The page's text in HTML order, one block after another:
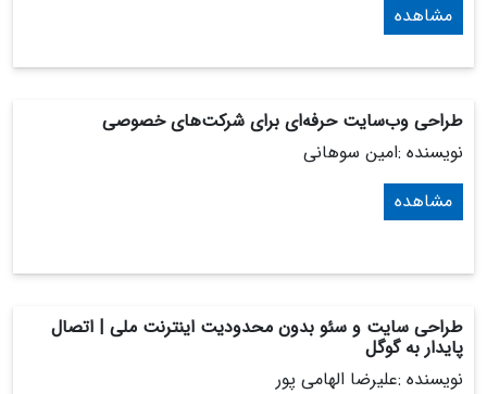
مشاهده
طراحی وب‌سایت حرفه‌ای برای شرکت‌های خصوصی
نویسنده :امین سوهانی
مشاهده
طراحی سایت و سئو بدون محدودیت اینترنت ملی | اتصال
پایدار به گوگل
نویسنده :علیرضا الهامی پور